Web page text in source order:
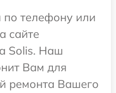
телефону или
сайте
Solis. Наш
Вам для
ремонта Вашего